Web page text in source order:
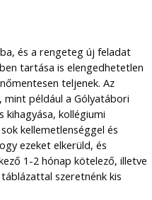
és a rengeteg új feladat
tartása is elengedhetetlen
teljenek. Az
például a Gólyatábori
kihagyása, kollégiumi
kellemetlenséggel és
ezeket elkerüld, és
1-2 hónap kötelező, illetve
szeretnénk kis